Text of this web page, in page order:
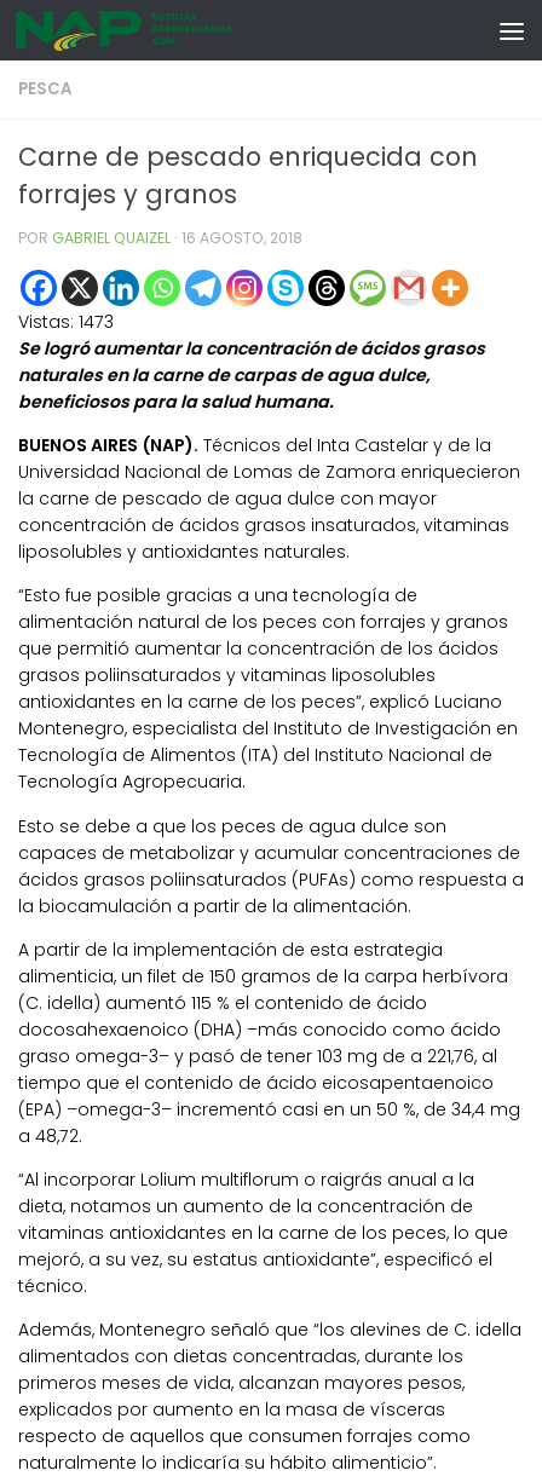
Skip to content
PESCA
Carne de pescado enriquecida con
forrajes y granos
POR GABRIEL QUAIZEL · 16 AGOSTO, 2018
Vistas: 1473
Se logró aumentar la concentración de ácidos grasos
naturales en la carne de carpas de agua dulce,
beneficiosos para la salud humana.
BUENOS AIRES (NAP). Técnicos del Inta Castelar y de la
Universidad Nacional de Lomas de Zamora enriquecieron
la carne de pescado de agua dulce con mayor
concentración de ácidos grasos insaturados, vitaminas
liposolubles y antioxidantes naturales.
“Esto fue posible gracias a una tecnología de
alimentación natural de los peces con forrajes y granos
que permitió aumentar la concentración de los ácidos
grasos poliinsaturados y vitaminas liposolubles
antioxidantes en la carne de los peces”, explicó Luciano
Montenegro, especialista del Instituto de Investigación en
Tecnología de Alimentos (ITA) del Instituto Nacional de
Tecnología Agropecuaria.
Esto se debe a que los peces de agua dulce son
capaces de metabolizar y acumular concentraciones de
ácidos grasos poliinsaturados (PUFAs) como respuesta a
la biocamulación a partir de la alimentación.
A partir de la implementación de esta estrategia
alimenticia, un filet de 150 gramos de la carpa herbívora
(C. idella) aumentó 115 % el contenido de ácido
docosahexaenoico (DHA) –más conocido como ácido
graso omega-3– y pasó de tener 103 mg de a 221,76, al
tiempo que el contenido de ácido eicosapentaenoico
(EPA) –omega-3– incrementó casi en un 50 %, de 34,4 mg
a 48,72.
“Al incorporar Lolium multiflorum o raigrás anual a la
dieta, notamos un aumento de la concentración de
vitaminas antioxidantes en la carne de los peces, lo que
mejoró, a su vez, su estatus antioxidante”, especificó el
técnico.
Además, Montenegro señaló que “los alevines de C. idella
alimentados con dietas concentradas, durante los
primeros meses de vida, alcanzan mayores pesos,
explicados por aumento en la masa de vísceras
respecto de aquellos que consumen forrajes como
naturalmente lo indicaría su hábito alimenticio”.